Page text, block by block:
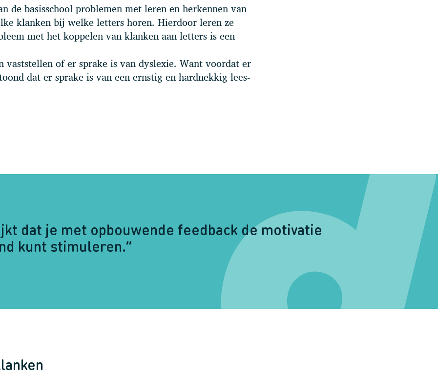
de basisschool problemen met leren en herkennen van
klanken bij welke letters horen. Hierdoor leren ze
met het koppelen van klanken aan letters is een
of er sprake is van dyslexie. Want voordat er
dat er sprake is van een ernstig en hardnekkig lees-
dat je met opbouwende feedback de motivatie
kunt stimuleren.”